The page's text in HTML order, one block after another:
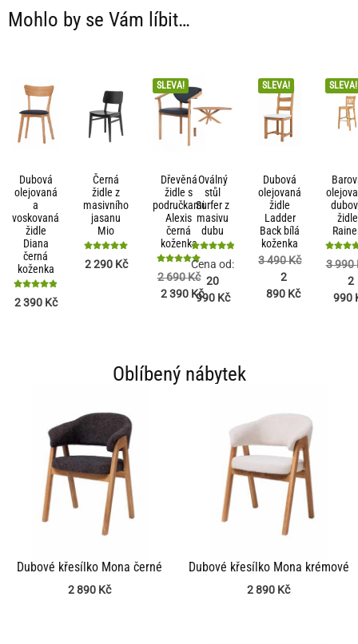
Mohlo by se Vám líbit…
Dubová
olejovaná
a
voskovaná
židle
Diana
černá
koženka
4.9
2 390 Kč
Černá
židle z
masivního
jasanu
Mio
5
2 290 Kč
SLEVA!
Dřevěná
židle s
područkami
Alexis
černá
koženka
Hodnocení
5
z 5
2 690Kč
2 390 Kč
Oválný
stůl
Surfer z
masivu
dubu
Hodnocení
5
z 5
Cena od:
20
990 Kč
SLEVA!
Dubová
olejovaná
židle
Ladder
Back bílá
koženka
3 490Kč
2
890 Kč
SLEVA!
židle
4.75
z 5
3 990
2
990
Oblíbený nábytek
Dubové křesílko Mona černé
2 890 Kč
Dubové křesílko Mona krémové
2 890 Kč